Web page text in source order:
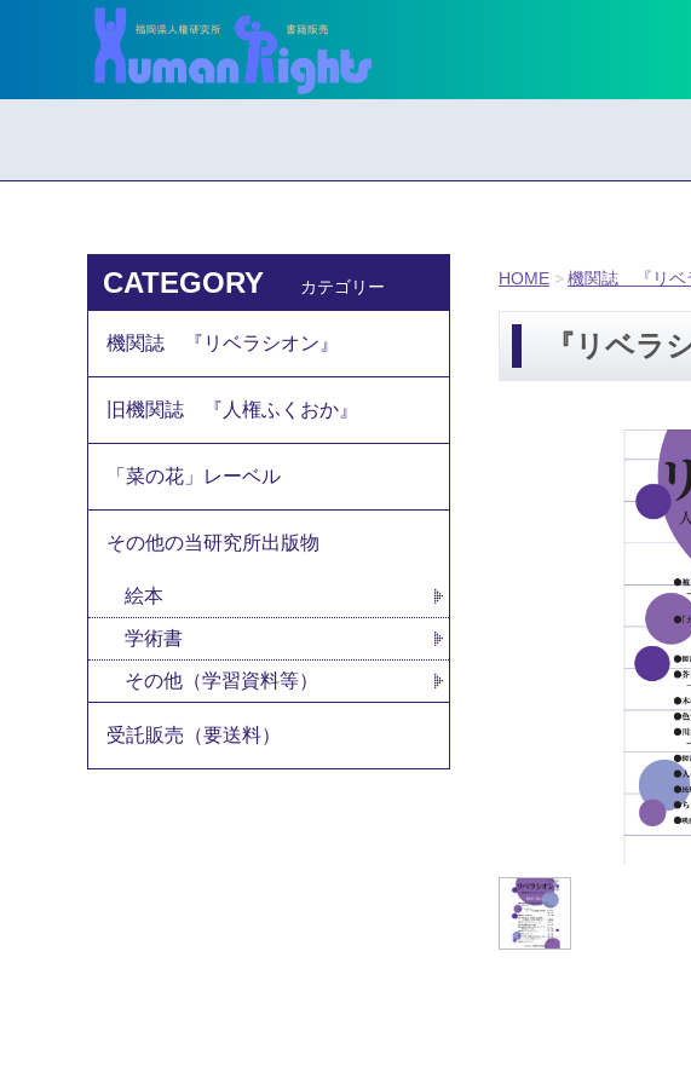
HOME 機関誌 『リベ
『リベ
CATEGORY カテゴリー
機関誌 『リベラシオン』
旧機関誌 『人権ふくおか』
「菜の花」レーベル
その他の当研究所出版物
絵本
学術書
その他（学習資料等）
受託販売（要送料）